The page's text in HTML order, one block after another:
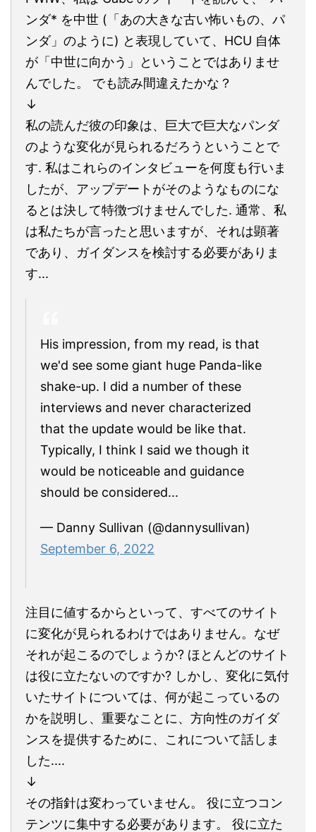
ンダ* を中世 (「あの大きな古い怖いもの、パ
ンダ」のように) と表現していて、HCU 自体
が「中世に向かう」ということではありませ
んでした。 でも読み間違えたかな？
↓
私の読んだ彼の印象は、巨大で巨大なパンダ
のような変化が見られるだろうということで
す. 私はこれらのインタビューを何度も行いま
したが、アップデートがそのようなものにな
るとは決して特徴づけませんでした. 通常、私
は私たちが言ったと思いますが、それは顕著
であり、ガイダンスを検討する必要がありま
す...
His impression, from my read, is that
we'd see some giant huge Panda-like
shake-up. I did a number of these
interviews and never characterized
that the update would be like that.
Typically, I think I said we though it
would be noticeable and guidance
should be considered...
— Danny Sullivan (@dannysullivan)
September 6, 2022
注目に値するからといって、すべてのサイト
に変化が見られるわけではありません。なぜ
それが起こるのでしょうか? ほとんどのサイト
は役に立たないのですか? しかし、変化に気付
いたサイトについては、何が起こっているの
かを説明し、重要なことに、方向性のガイダ
ンスを提供するために、これについて話しま
した....
↓
その指針は変わっていません。 役に立つコン
テンツに集中する必要があります。 役に立た